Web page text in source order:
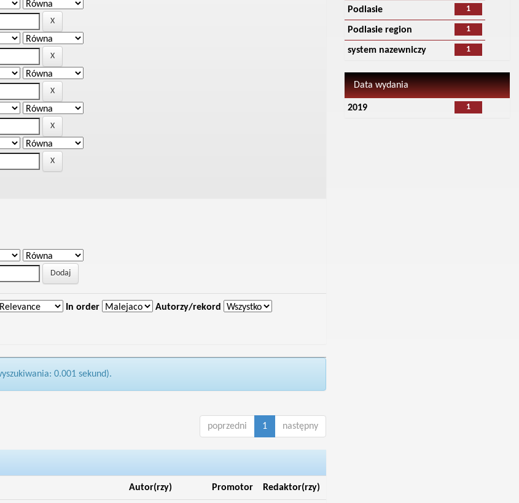
In order Autorzy/rekord
0.001 sekund).
poprzedni 1 następny
Autor(rzy) Promotor Redaktor(rzy)
1
Podlasie
1
Podlasie region
1
system nazewniczy
Data wydania
1
2019